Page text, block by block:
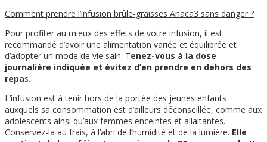
Comment prendre l’infusion brûle-graisses Anaca3 sans danger ?
Pour profiter au mieux des effets de votre infusion, il est
recommandé d’avoir une alimentation variée et équilibrée et
d’adopter un mode de vie sain. Tenez-vous à la dose
journalière indiquée et évitez d’en prendre en dehors des
repas.
L’infusion est à tenir hors de la portée des jeunes enfants
auxquels sa consommation est d’ailleurs déconseillée, comme aux
adolescents ainsi qu’aux femmes enceintes et allaitantes.
Conservez-la au frais, à l’abri de l’humidité et de la lumière. Elle